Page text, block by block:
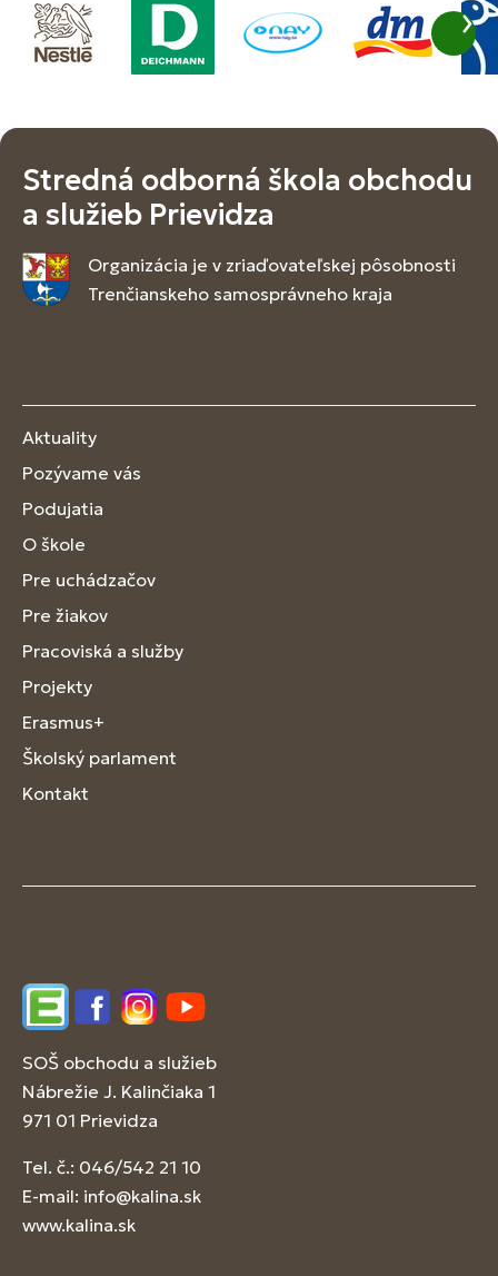
Stredná odborná škola obchodu
a služieb Prievidza
Organizácia je v zriaďovateľskej pôsobnosti
Trenčianskeho samosprávneho kraja
Aktuality
Pozývame vás
Podujatia
O škole
Pre uchádzačov
Pre žiakov
Pracoviská a služby
Projekty
Erasmus+
Školský parlament
Kontakt
EdupageFacebookInstagram
YouTube
SOŠ obchodu a služieb
Nábrežie J. Kalinčiaka 1
971 01 Prievidza
Tel. č.: 046/542 21 10
E-mail: info@kalina.sk
www.kalina.sk